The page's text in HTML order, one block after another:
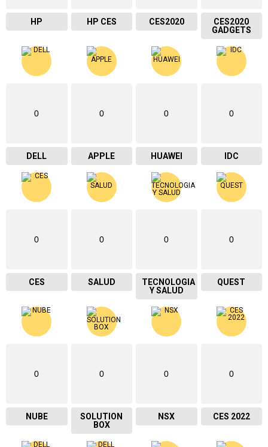
HP HP CES CES2020
CES2020
GADGETS
0
DELL
0
APPLE
0
HUAWEI
0
IDC
0
CES
0
SALUD
0
TECNOLOGIA
Y SALUD
0
QUEST
0
NUBE
0
SOLUTION
BOX
0
NSX
0
CES 2022